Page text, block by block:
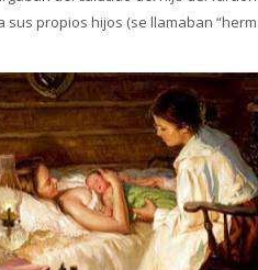
sus propios hijos (se llamaban